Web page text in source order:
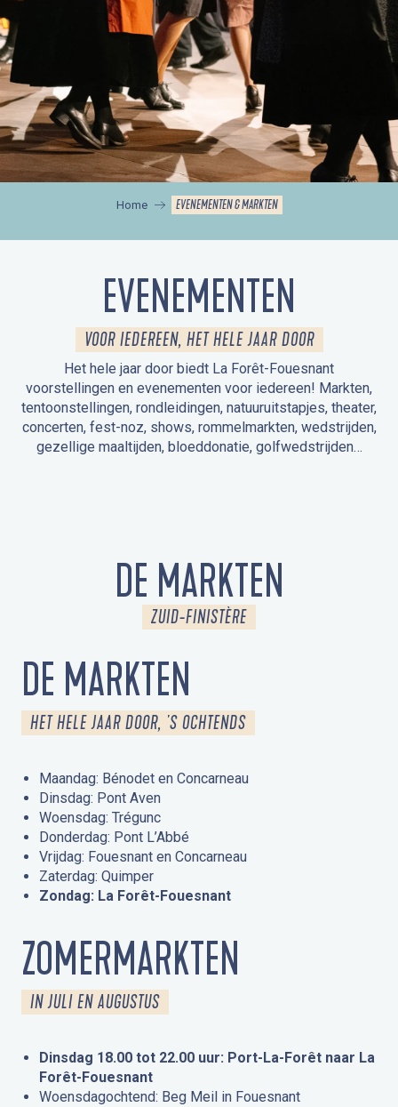
Home EVENEMENTEN & MARKTEN
EVENEMENTEN
VOOR IEDEREEN, HET HELE JAAR DOOR
Het hele jaar door biedt La Forêt-Fouesnant
voorstellingen en evenementen voor iedereen! Markten,
tentoonstellingen, rondleidingen, natuuruitstapjes, theater,
concerten, fest-noz, shows, rommelmarkten, wedstrijden,
gezellige maaltijden, bloeddonatie, golfwedstrijden…
DE MARKTEN
ZUID-FINISTÈRE
DE MARKTEN
HET HELE JAAR DOOR, 'S OCHTENDS
Maandag: Bénodet en Concarneau
Dinsdag: Pont Aven
Woensdag: Trégunc
Donderdag: Pont L’Abbé
Vrijdag: Fouesnant en Concarneau
Zaterdag: Quimper
Zondag: La Forêt-Fouesnant
ZOMERMARKTEN
IN JULI EN AUGUSTUS
Dinsdag 18.00 tot 22.00 uur: Port-La-Forêt naar La
Forêt-Fouesnant
Woensdagochtend: Beg Meil in Fouesnant